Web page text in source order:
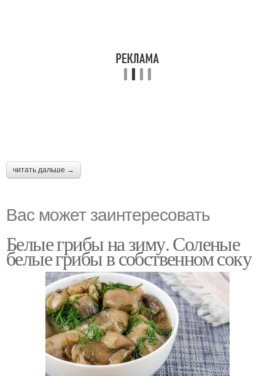
читать дальше →
Вас может заинтересовать
Белые грибы на зиму. Соленые
белые грибы в собственном соку